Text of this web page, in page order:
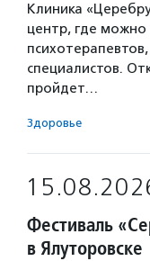
Клиника
центр, где
специалистов.
пройдет…
Здоровье
Фестиваль
в Ялуторовске